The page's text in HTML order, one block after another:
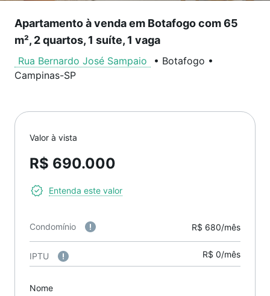
Apartamento à venda em Botafogo com 65
m², 2 quartos, 1 suíte, 1 vaga
Rua Bernardo José Sampaio • Botafogo •
Campinas-SP
Valor à vista
R$ 690.000
Entenda este valor
Condomínio R$ 680/mês
IPTU R$ 0/mês
Nome